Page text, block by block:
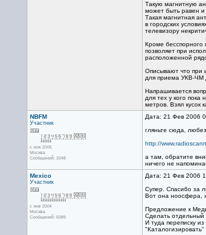
Такую магнитную
может быть равен и
Такая магнитная
в городских
телевизору
Кроме бесспорного
позволяет при
расположенной
Описывают что при
для приема УКВ-ЧМ
Напрашивается
для тех у кого
метров. Взял кусок
NBFM
Участник
с ноя 2005
Москва
Сообщений: 3348
Дата: 21 Фев 2006
гляньте сюда,
http://
а там, обратите
ничего не
Mexico
Участник
с янв 2004
Москва
Сообщений: 5089
Дата: 21 Фев 2006
Супер. Спасибо за
Вот она ноосфера,
Предложение к
Сделать
И туда переписку